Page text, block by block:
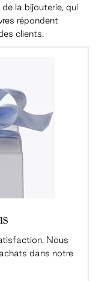
la bijouterie, qui
répondent
clients.
Nous
dans notre